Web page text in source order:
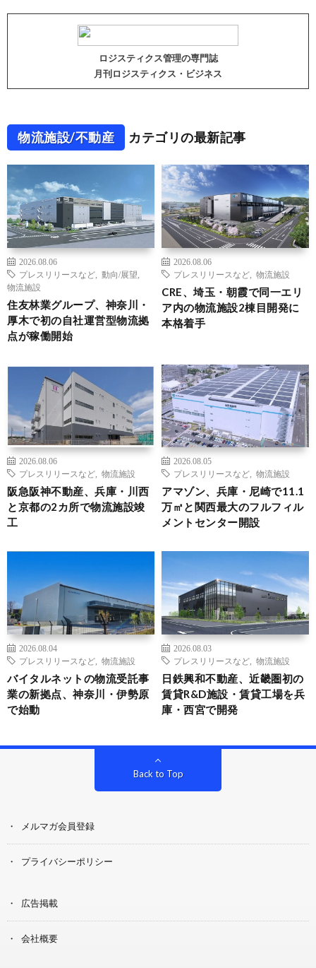
ロジスティクス管理の専門誌
月刊ロジスティクス・ビジネス
物流施設/不動産 カテゴリの最新記事
2026.08.06
プレスリリースなど
動向/展望
物流施設
住友林業グループ、神奈川・
厚木で初の自社運営型物流拠
点が稼働開始
2026.08.06
プレスリリースなど
物流施設
CRE、埼玉・朝霞で同一エリ
ア内の物流施設2棟目開発に
本格着手
2026.08.06
プレスリリースなど
物流施設
阪急阪神不動産、兵庫・川西
と京都の2カ所で物流施設竣
工
2026.08.05
プレスリリースなど
物流施設
アマゾン、兵庫・尼崎で11.1
万㎡と関西最大のフルフィル
メントセンター開設
2026.08.04
プレスリリースなど
物流施設
バイタルネットの物流受託事
業の新拠点、神奈川・伊勢原
で始動
2026.08.03
プレスリリースなど
物流施設
日鉄興和不動産、近畿圏初の
賃貸R&D施設・賃貸工場を兵
庫・西宮で開発
Back to Top
メルマガ会員登録
プライバシーポリシー
広告掲載
会社概要